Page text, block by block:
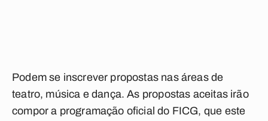
Podem se inscrever propostas nas áreas de
teatro, música e dança. As propostas aceitas irão
compor a programação oficial do FICG, que este